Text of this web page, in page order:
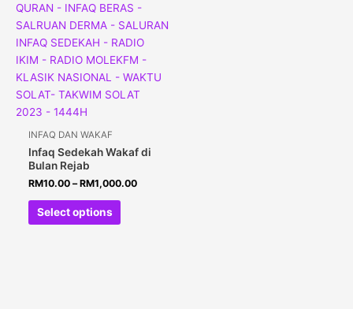
INFAQ DAN WAKAF
Infaq Sedekah Wakaf di
Bulan Rejab
RM10.00 –RM1,000.00
Select options